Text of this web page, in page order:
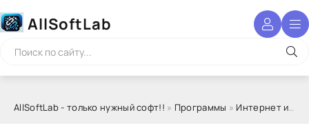
AllSoftLab
AllSoftLab - только нужный софт!! » Программы » Интернет и сеть